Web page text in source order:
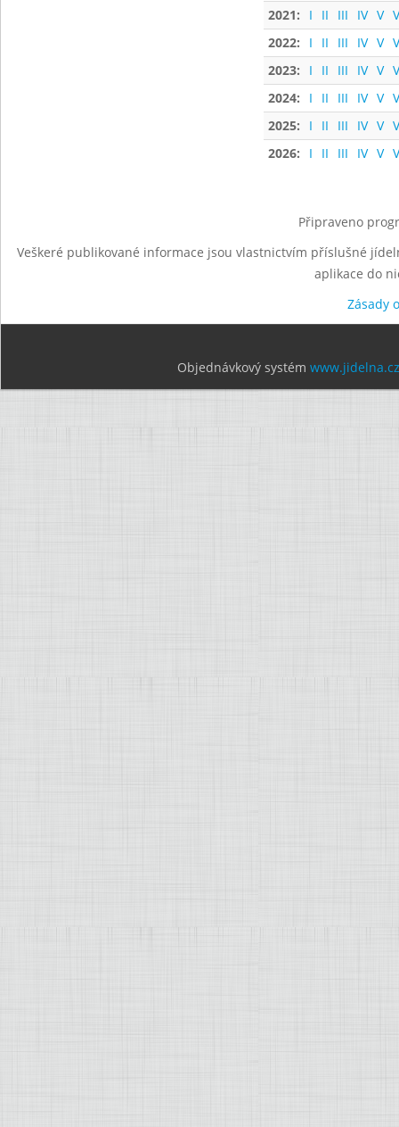
2021:
I II III IV V
2022:
I II III IV V
2023:
I II III IV V
2024:
I II III IV V
2025:
I II III IV V
2026:
I II III IV V
Připraveno
Veškeré publikované informace jsou vlastnictvím příslušné
aplikace do
Zásady
Objednávkový systém www.jidelna.cz